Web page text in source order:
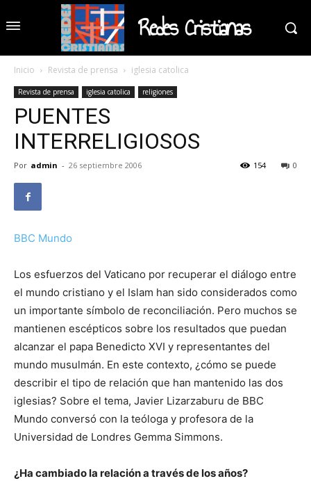
Redes Cristianas
Inicio Revista de prensa iglesia catolica
Revista de prensa iglesia catolica religiones
PUENTES
INTERRELIGIOSOS
Por admin - 26 septiembre 2006 0
154
BBC Mundo
Los esfuerzos del Vaticano por recuperar el diálogo entre
el mundo cristiano y el Islam han sido considerados como
un importante símbolo de reconciliación. Pero muchos se
mantienen escépticos sobre los resultados que puedan
alcanzar el papa Benedicto XVI y representantes del
mundo musulmán. En este contexto, ¿cómo se puede
describir el tipo de relación que han mantenido las dos
iglesias? Sobre el tema, Javier Lizarzaburu de BBC
Mundo conversó con la teóloga y profesora de la
Universidad de Londres Gemma Simmons.
¿Ha cambiado la relación a través de los años?